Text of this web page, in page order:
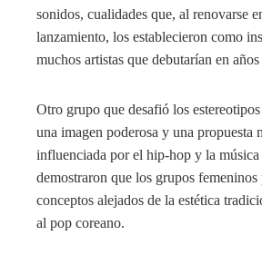
sonidos, cualidades que, al renovarse
lanzamiento, los establecieron como
muchos artistas que debutarían en
Otro grupo que desafió los
una imagen poderosa y una propuesta
influenciada por el hip-hop y la música
demostraron que los grupos
conceptos alejados de la estética
al pop coreano.